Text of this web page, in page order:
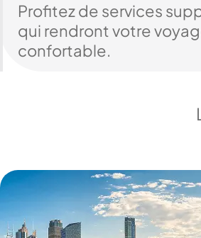
Profitez de services
qui rendront votre
confortable.